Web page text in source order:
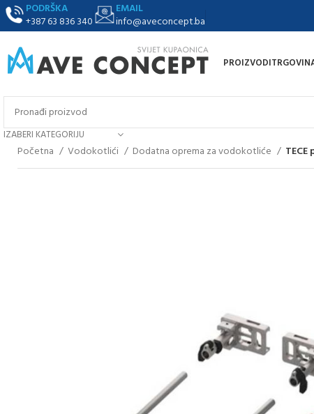
PODRŠKA
+387 63 836 340
EMAIL
info@aveconcept.ba
PROIZVODI
IZABERI KATEGORIJU
Početna Vodokotlići Dodatna oprema za vodokotliće